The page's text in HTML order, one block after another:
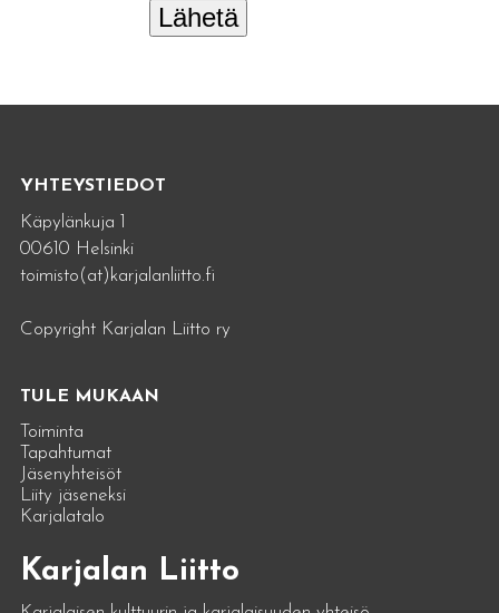
Lähetä
YHTEYSTIEDOT
Käpylänkuja 1
00610 Helsinki
toimisto(at)karjalanliitto.fi
Copyright Karjalan Liitto ry
TULE MUKAAN
Toiminta
Tapahtumat
Jäsenyhteisöt
Liity jäseneksi
Karjalatalo
Karjalan Liitto